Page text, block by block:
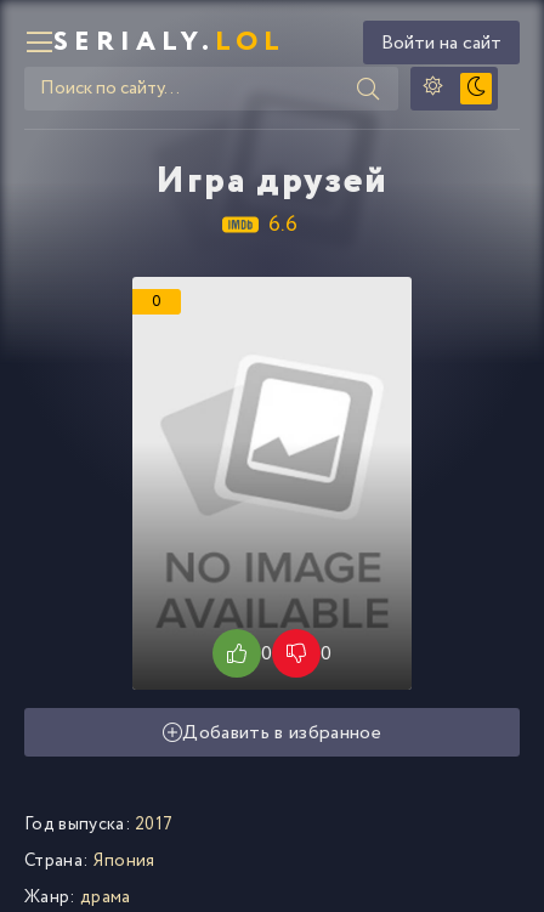
SERIALY. LOL Войти на сайт
Игра друзей
6.6
0
0 0
Добавить в избранное
Год выпуска: 2017
Страна: Япония
Жанр: драма